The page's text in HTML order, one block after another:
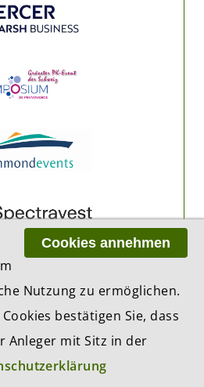
Cookies annehmen
Nutzung zu ermöglichen.
bestätigen Sie, dass
Anleger mit Sitz in der